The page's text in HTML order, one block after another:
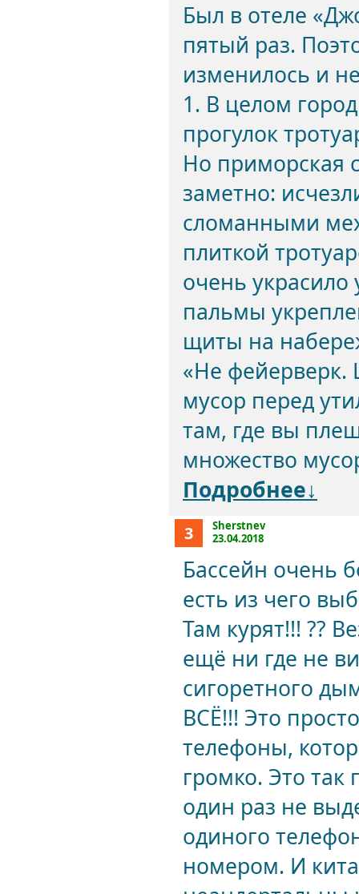
Был в отеле
пятый раз.
изменилось и
1. В целом
прогулок
Но приморская
заметно:
сломанными
плиткой
очень украсило
пальмы
щиты на
«Не фейерверк.
мусор перед
там, где вы
множество
Подробнее↓
3
Sherstnev
23.04.2018
Бассейн очень
есть из чего
Там курят!!! ??
ещё ни где не
сигоретного
ВСЁ!!! Это
телефоны,
громко. Это
один раз не
одиного
номером. И